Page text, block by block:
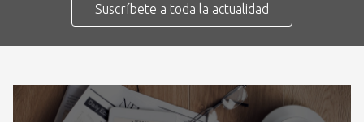
Suscríbete a toda la actualidad